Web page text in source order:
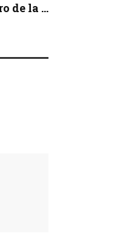
de la ...